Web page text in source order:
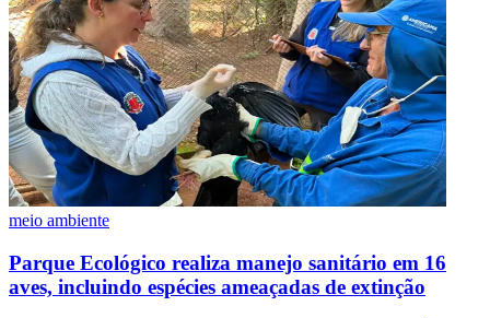
Athletico-PR
meio ambiente
Parque Ecológico realiza manejo sanitário em 16
aves, incluindo espécies ameaçadas de extinção